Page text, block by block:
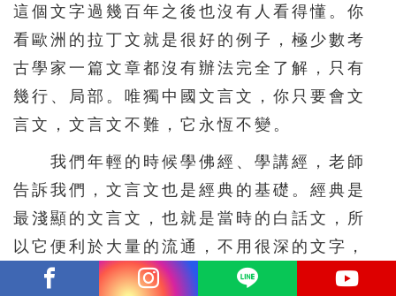
這個文字過幾百年之後也沒有人看得懂。你
看歐洲的拉丁文就是很好的例子，極少數考
古學家一篇文章都沒有辦法完全了解，只有
幾行、局部。唯獨中國文言文，你只要會文
言文，文言文不難，它永恆不變。
我們年輕的時候學佛經、學講經，老師
告訴我們，文言文也是經典的基礎。經典是
最淺顯的文言文，也就是當時的白話文，所
以它便利於大量的流通，不用很深的文字，
最淺顯的。老師要求我們學文言文，怎麼學